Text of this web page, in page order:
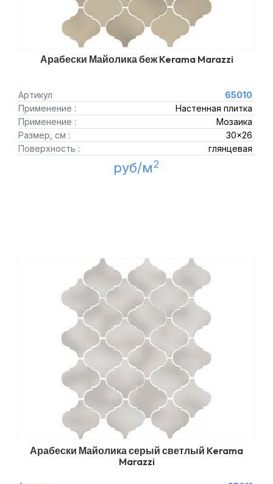
Арабески Майолика беж Kerama Marazzi
Артикул
65010
Применение :
Настенная плитка
Применение :
Мозаика
Размер, см :
30x26
Поверхность :
глянцевая
руб/м2
Арабески Майолика серый светлый Kerama
Marazzi